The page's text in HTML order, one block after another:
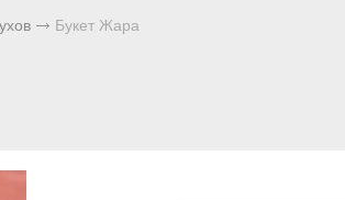
Букет Жара